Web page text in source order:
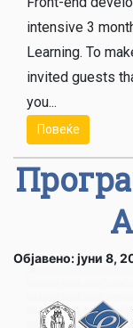
intensive 3
Learning. To
invited guests
you...
Повеќе
Објавено: јуни 8,